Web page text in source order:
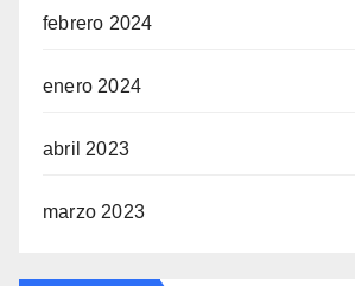
febrero 2024
enero 2024
abril 2023
marzo 2023